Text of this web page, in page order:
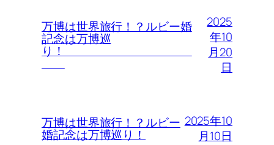
万博は世界旅行！？ルビー婚
記念は万博巡
り！
2025
年10
月20
日
万博は世界旅行！？ルビー
婚記念は万博巡り！
2025年10
月10日